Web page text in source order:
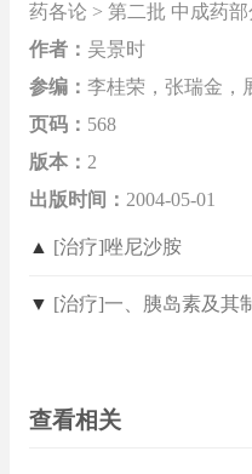
药各论 > 第二批 中成药部
作者： 吴景时
参编： 李桂荣，张瑞金，
页码： 568
版本： 2
出版时间： 2004-05-01
▲ [治疗]唑尼沙胺
▼ [治疗]一、胰岛素及其
查看相关